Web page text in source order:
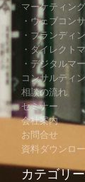
マーケティン
・ウェブコン
・ブランディ
・ダイレクト
・デジタルマ
コンサルティ
相談の流れ
セミナー
会社案内
お問合せ
資料ダウンロ
カテゴリー